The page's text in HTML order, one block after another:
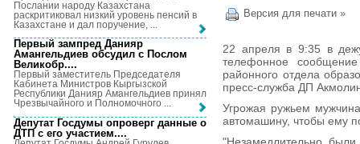
Версия для печати »
22 апреля в 9:35 в
телефонное
районного отдела
пресс-служба ДП
Угрожая ружьем
автомашину, чтобы ему
Послании народу Казахстана
раскритиковал низкий уровень пенсий в
Казахстане и дал поручение, ...
Первый зампред Данияр
Амангельдиев обсудил с Послом
Великобр....
Первый заместитель Председателя
Кабинета Министров Кыргызской
Республики Данияр Амангельдиев принял
Чрезвычайного и Полномочного ...
Депутат Госдумы опроверг данные о
ДТП с его участием....